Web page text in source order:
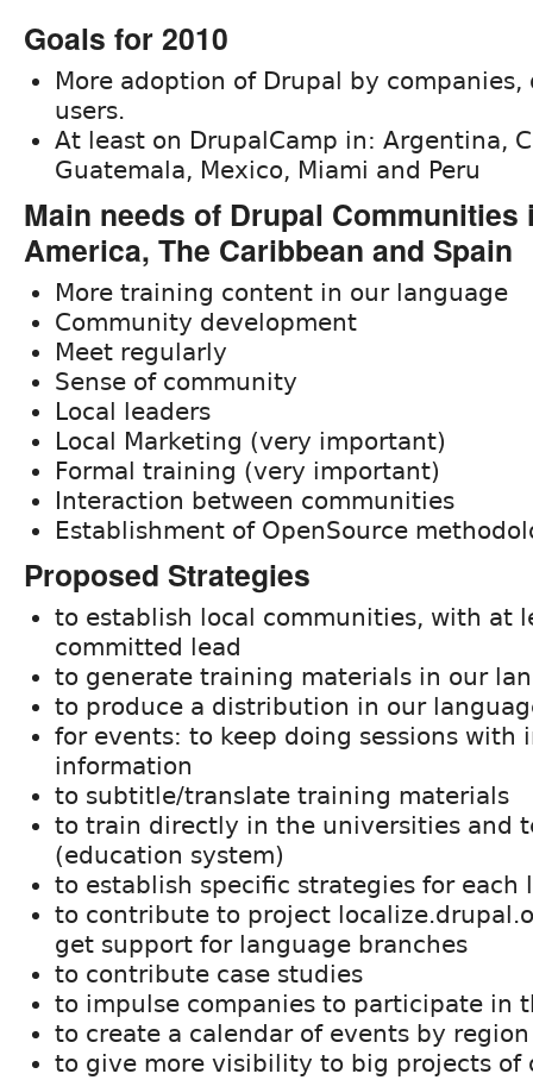
Goals for 2010
More adoption of Drupal by companies,
users.
At least on DrupalCamp in: Argentina,
Guatemala, Mexico, Miami and Peru
Main needs of Drupal Communities
America, The Caribbean and Spain
More training content in our language
Community development
Meet regularly
Sense of community
Local leaders
Local Marketing (very important)
Formal training (very important)
Interaction between communities
Establishment of OpenSource
Proposed Strategies
to establish local communities, with at
committed lead
to generate training materials in our
to produce a distribution in our
for events: to keep doing sessions with
information
to subtitle/translate training materials
to train directly in the universities and
(education system)
to establish specific strategies for each
to contribute to project
get support for language branches
to contribute case studies
to impulse companies to participate in
to create a calendar of events by region
to give more visibility to big projects of